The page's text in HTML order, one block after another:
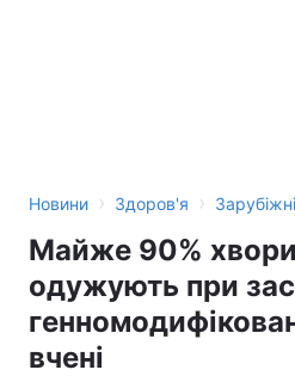
Новини › Здоров'я ›
Майже 90%
одужують при
вчені